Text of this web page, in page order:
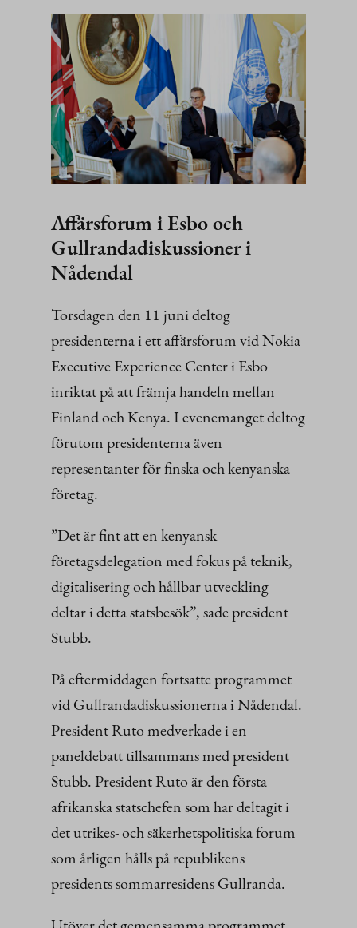
Affärsforum i Esbo och
Gullrandadiskussioner i
Nådendal
Torsdagen den 11 juni deltog
presidenterna i ett affärsforum vid Nokia
Executive Experience Center i Esbo
inriktat på att främja handeln mellan
Finland och Kenya. I evenemanget deltog
förutom presidenterna även
representanter för finska och kenyanska
företag.
”Det är fint att en kenyansk
företagsdelegation med fokus på teknik,
digitalisering och hållbar utveckling
deltar i detta statsbesök”, sade president
Stubb.
På eftermiddagen fortsatte programmet
vid Gullrandadiskussionerna i Nådendal.
President Ruto medverkade i en
paneldebatt tillsammans med president
Stubb. President Ruto är den första
afrikanska statschefen som har deltagit i
det utrikes- och säkerhetspolitiska forum
som årligen hålls på republikens
presidents sommarresidens Gullranda.